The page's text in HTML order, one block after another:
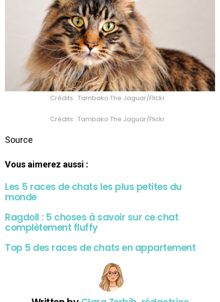
Crédits : Tambako The Jaguar/Flickr
Crédits : Tambako The Jaguar/Flickr
Source
Vous aimerez aussi :
Les 5 races de chats les plus petites du
monde
Ragdoll : 5 choses à savoir sur ce chat
complètement fluffy
Top 5 des races de chats en appartement